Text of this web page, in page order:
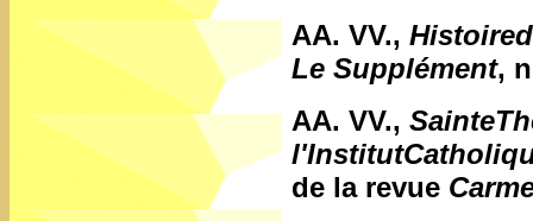
AA. VV.,
Le Supplément,
AA. VV.,
de la revue